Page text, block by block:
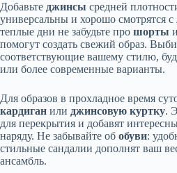
Добавьте джинсы средней
универсальны и хорошо смотрятся
теплые дни не забудьте про шорты и
помогут создать свежий образ.
соответствующие вашему стилю,
или более современные варианты.
Для образов в прохладное время
кардиган или джинсовую куртку.
для перекрытия и добавят
наряду. Не забывайте об обуви:
стильные сандалии дополнят ваш
ансамбль.